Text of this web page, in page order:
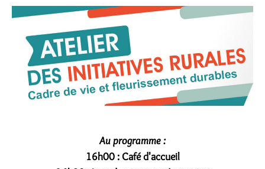
Au programme :
16h00 :Café d'accueil